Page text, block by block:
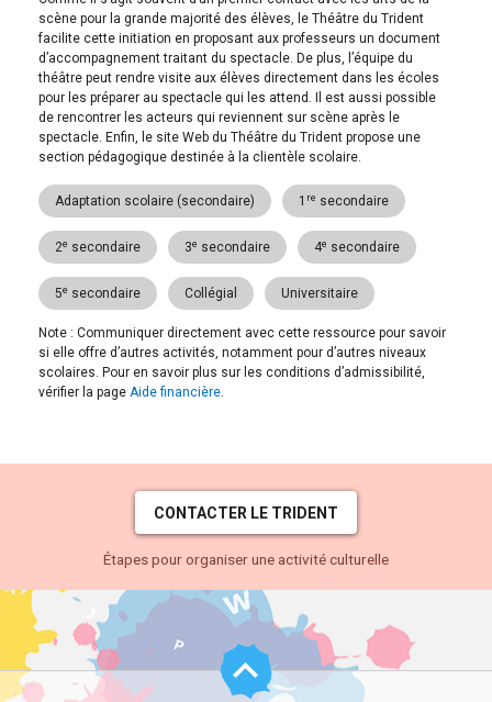
scène pour la grande majorité des élèves, le Théâtre du Trident
facilite cette initiation en proposant aux professeurs un document
d’accompagnement traitant du spectacle. De plus, l’équipe du
théâtre peut rendre visite aux élèves directement dans les écoles
pour les préparer au spectacle qui les attend. Il est aussi possible
de rencontrer les acteurs qui reviennent sur scène après le
spectacle. Enfin, le site Web du Théâtre du Trident propose une
section pédagogique destinée à la clientèle scolaire.
Adaptation scolaire (secondaire) 1 re secondaire
2e secondaire 3e secondaire 4e secondaire
5e secondaire Collégial Universitaire
Note : Communiquer directement avec cette ressource pour savoir
si elle offre d’autres activités, notamment pour d’autres niveaux
scolaires. Pour en savoir plus sur les conditions d’admissibilité,
vérifier la page Aide financière.
CONTACTER LE TRIDENT
Étapes pour organiser une activité culturelle
de
page